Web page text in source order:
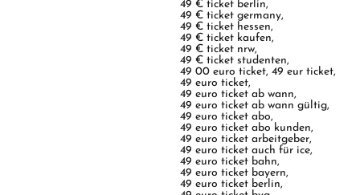
49 € ticket berlin,
49 € ticket germany,
49 € ticket hessen,
49 € ticket kaufen,
49 € ticket nrw,
49 € ticket studenten,
49 00 euro ticket,49 eur ticket,
49 euro ticket,
49 euro ticket ab wann,
49 euro ticket ab wann gültig,
49 euro ticket abo,
49 euro ticket abo kunden,
49 euro ticket arbeitgeber,
49 euro ticket auch für ice,
49 euro ticket bahn,
49 euro ticket bayern,
49 euro ticket berlin,